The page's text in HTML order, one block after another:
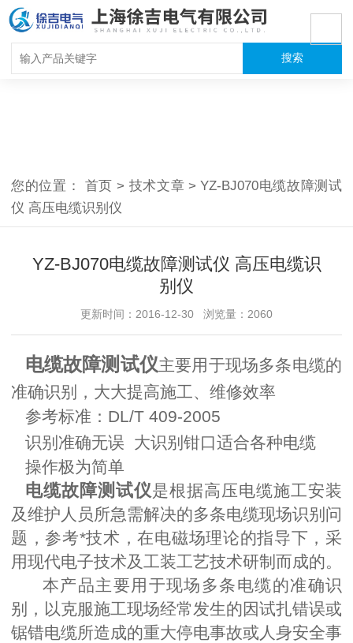
您的位置： 首页 > 技术文章 > YZ-BJ070电缆故障测试
仪 高压电缆识别仪
YZ-BJ070电缆故障测试仪 高压电缆识
别仪
更新时间：2016-12-30 浏览量：2060
电缆故障测试仪主要用于现场多条电缆的
准确识别，大大提高施工、维修效率
参考标准：DL/T 409-2005
识别准确无误 大识别钳口适合各种电缆
操作极为简单
电缆故障测试仪是根据高压电缆施工安装
及维护人员所急需解决的多条电缆现场识别问
题，参考*技术，在电磁场理论的指导下，采
用现代电子技术及工装工艺技术研制而成的。
本产品主要用于现场多条电缆的准确识
别，以克服施工现场经常发生的因试扎错误或
锯错电缆所造成的重大停电事故或人身安全事